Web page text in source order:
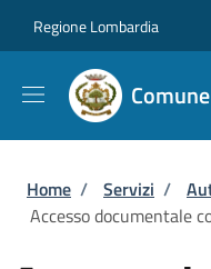
Regione Lombardia
Briciole di
Home / Servizi /
Accesso documentale